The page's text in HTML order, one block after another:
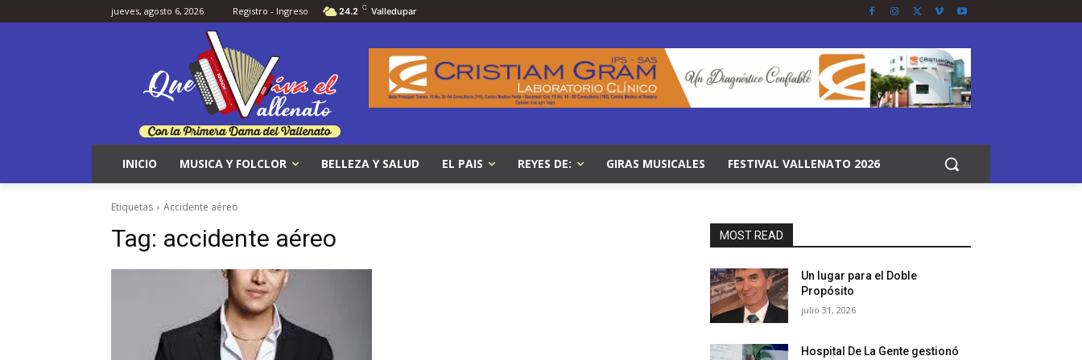
jueves, agosto 6, 2026 Registro - Ingreso 24.2 C Valledupar
INICIO MUSICA Y FOLCLOR BELLEZA Y SALUD EL PAIS REYES DE: GIRAS MUSICALES FESTIVAL VALLENATO 2026
Etiquetas Accidente aéreo
Tag: accidente aéreo MOST READ
Un lugar para el Doble
Propósito
julio 31, 2026
Hospital De La Gente gestionó